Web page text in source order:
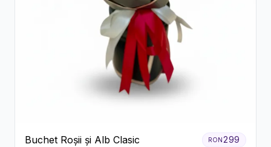
Buchet Roșii și Alb Clasic RON299